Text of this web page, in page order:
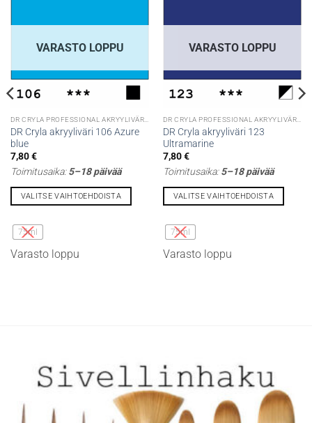
VARASTO LOPPU
DR Cryla akryyliväri 106 Azure
blue
7,80€
Toimitusaika:5–18 päivää
VALITSE VAIHTOEHDOISTA
tuotteella
on
useampi
75ml
Varasto loppu
VARASTO LOPPU
DR Cryla akryyliväri 123
Ultramarine
7,80€
Toimitusaika:5–18 päivää
VALITSE VAIHTOEHDOISTA
tuotteella
on
useampi
75ml
Varasto loppu